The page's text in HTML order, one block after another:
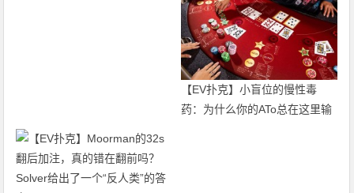
【EV扑克】小盲位的慢性毒
药：为什么你的ATo总在这里输